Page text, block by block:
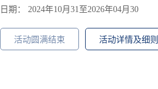
日期： 2024年10月31至2026年04月30
活动圆满结束 活动详情及细则